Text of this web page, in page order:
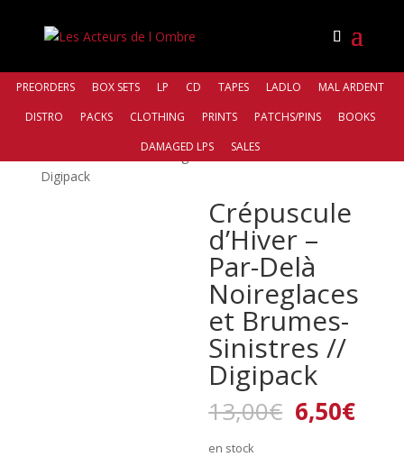
PREORDERS BOX SETS LP CD TAPES LADLO
MAL ARDENT
DISTRO
PACKS CLOTHING PRINTS PATCHS/PINS
BOOKS
DAMAGED LPS
SALES
d’Hiver – Par​-​Delà Noireglaces et Brumes​-​Sinistres //
Digipack
Crépuscule
d’Hiver –
Par​-​Delà
Noireglaces
et Brumes​-​
Sinistres //
Digipack
13,00€ Le
prix
6,50€Le
en stock